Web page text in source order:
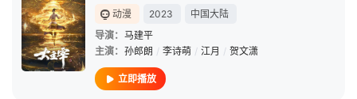
动漫 2023
中国大陆
导演： 马建平
主演： 孙郎朗 / 李诗萌 / 江月 / 贺文潇
立即播放